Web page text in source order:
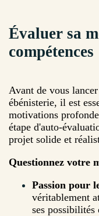
Évaluer sa
compétences
Avant de vous
ébénisterie, il est
motivations
étape d'auto-
projet solide et
Questionnez votre
Passion pour
véritablement
ses possibilités